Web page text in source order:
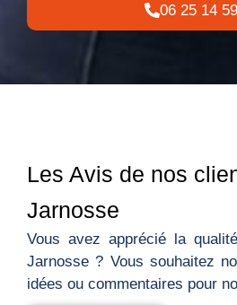
06 25 14
Les Avis de nos
Jarnosse
Vous avez apprécié la
Jarnosse ? Vous souhaitez
idées ou commentaires pour